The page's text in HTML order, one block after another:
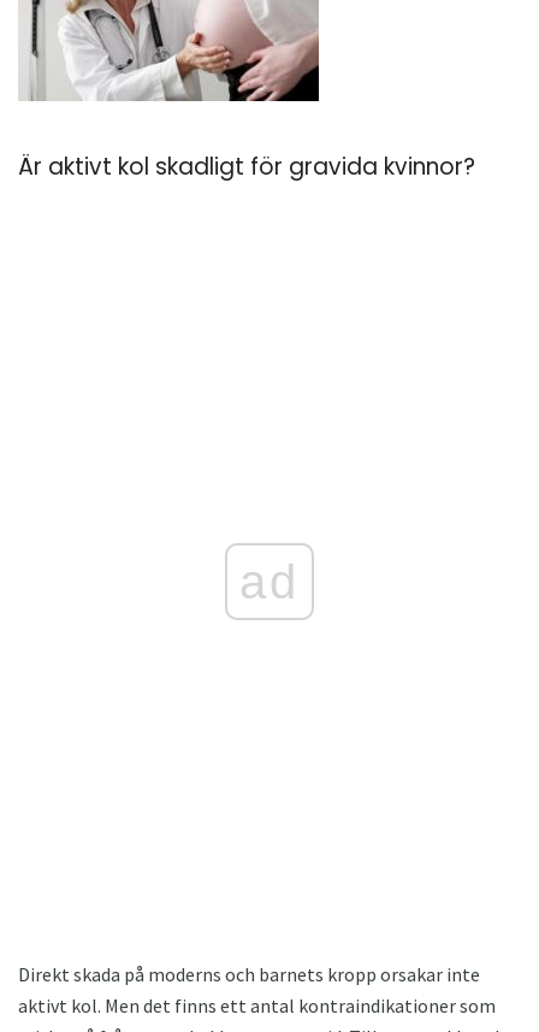
Är aktivt kol skadligt för gravida kvinnor?
ad
Direkt skada på moderns och barnets kropp orsakar inte
aktivt kol. Men det finns ett antal kontraindikationer som